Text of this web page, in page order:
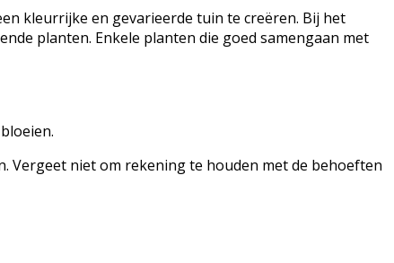
kleurrijke en gevarieerde tuin te creëren. Bij het
planten. Enkele planten die goed samengaan met
Vergeet niet om rekening te houden met de behoeften